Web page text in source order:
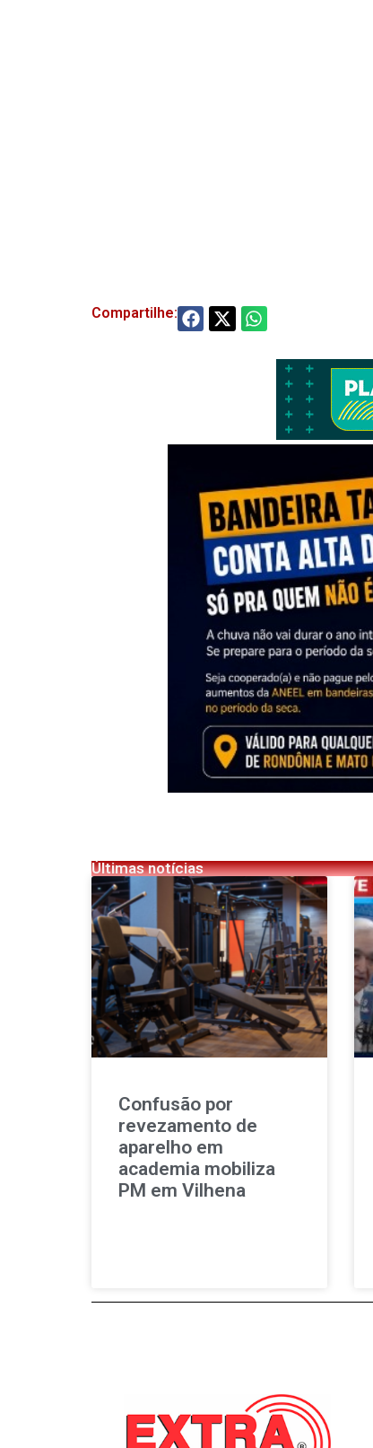
Compartilhe:
Últimas notícias
Confusão por
revezamento de
aparelho em
academia mobiliza
PM em Vilhena